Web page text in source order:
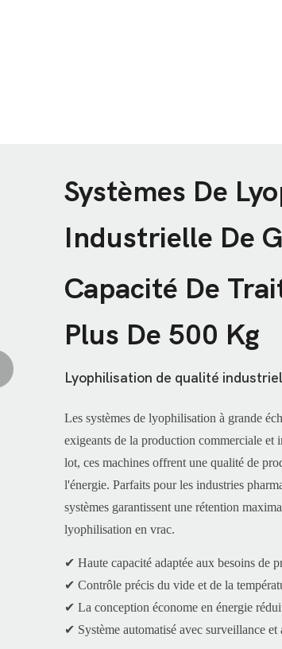
Systèmes De
Industrielle De
Capacité De
Plus De 500 Kg
Lyophilisation de qualité
Les systèmes de lyophilisation à grande
exigeants de la production commerciale
lot, ces machines offrent une qualité de
l'énergie. Parfaits pour les industries
systèmes garantissent une rétention
lyophilisation en vrac.
✔ Haute capacité adaptée aux besoins de
✔ Contrôle précis du vide et de la
✔ La conception économe en énergie
✔ Système automatisé avec surveillance et